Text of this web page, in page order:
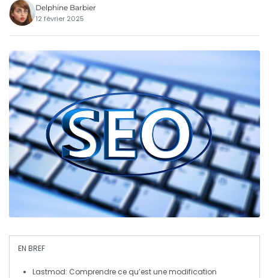
Delphine Barbier
12 février 2025
EN BREF
Lastmod: Comprendre ce qu’est unemodification